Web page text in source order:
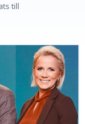
till